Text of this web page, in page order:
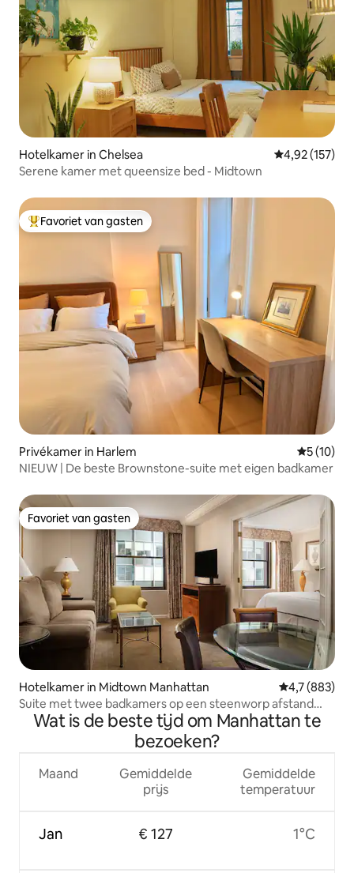
Hotelkamer in Chelsea Gemiddelde
4,92 (157)
Serene kamer met queensize bed - Midtown
Topfavoriet van gasten
Favoriet van gasten
Privékamer in Harlem
5 (10)
NIEUW | De beste Brownstone-suite met eigen badkamer
Favoriet van gasten
Favoriet van gasten
Hotelkamer in Midtown Manhattan Gemiddelde
4,7 (883)
Suite met twee badkamers op een steenworp afstand
van Central Park
Wat is de beste tijd om Manhattan te
bezoeken?
Maand
Jan
Gemiddelde
prijs
€ 127
Gemiddelde
temperatuur
1°C